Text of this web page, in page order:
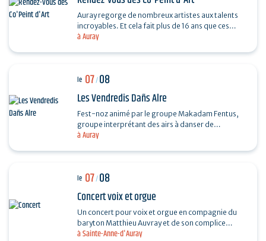
à Auray
Auray regorge de nombreux artistes aux talents
incroyables. Et cela fait plus de 16 ans que ces
derniers se réunissent tous les étés. Pour
à Auray
le 07/08
Les Vendredis Dañs Alre
Fest-noz animé par le groupe Makadam Fentus,
groupe interprétant des airs à danser de
Bretagne. Il propose des airs et des chants issus de
à Sainte-Anne-d'Auray
le 07/08
Concert voix et orgue
Un concert pour voix et orgue en compagnie du
baryton Matthieu Auvray et de son complice
Antoine Joly aux claviers, pour un moment